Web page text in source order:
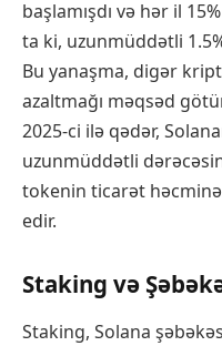
başlamışdı və hər il
ta ki, uzunmüddətli
Bu yanaşma, digər
azaltmağı məqsəd
2025-ci ilə qədər,
uzunmüddətli
tokenin ticarət
edir.
Staking və
Staking, Solana